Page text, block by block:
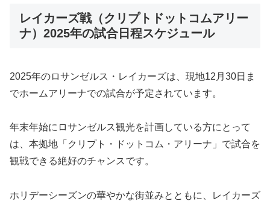
レイカーズ戦（クリプトドットコムアリー
ナ）2025年の試合日程スケジュール
2025年のロサンゼルス・レイカーズは、現地12月30日ま
でホームアリーナでの試合が予定されています。
年末年始にロサンゼルス観光を計画している方にとって
は、本拠地「クリプト・ドットコム・アリーナ」で試合を
観戦できる絶好のチャンスです。
ホリデーシーズンの華やかな街並みとともに、レイカーズ